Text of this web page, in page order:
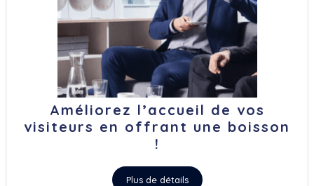
Améliorez l’accueil de vos
visiteurs en offrant une boisson
!
Plus de détails